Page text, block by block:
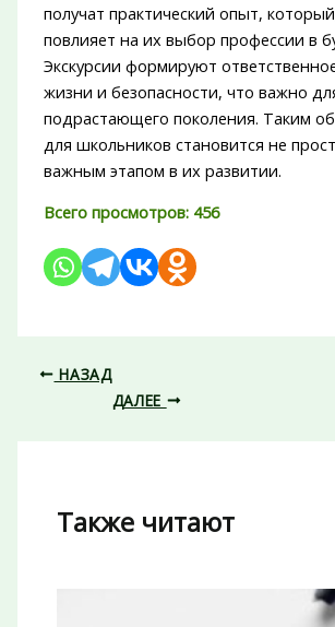
получат практический опыт,
повлияет на их выбор профессии в
Экскурсии формируют
жизни и безопасности, что важно
подрастающего поколения. Таким
для школьников становится не
важным этапом в их развитии.
Всего просмотров: 456
НАЗАД
ДАЛЕЕ
Также читают